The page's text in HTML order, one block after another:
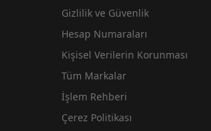
Gizlilik ve Güvenlik
Hesap Numaraları
Kişisel Verilerin Korunması
Tüm Markalar
İşlem Rehberi
Çerez Politikası